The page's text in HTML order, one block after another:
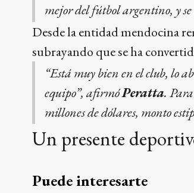
mejor del fútbol argentino, y se
Desde la entidad mendocina
subrayando que se ha
“Está muy bien en el club, lo
equipo”, afirmóPeratta.
millones de dólares, monto
Un presente
Puede interesarte